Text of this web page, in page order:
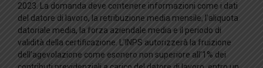
2023. La domanda deve contenere informazioni come i dati
del datore di lavoro, la retribuzione media mensile, l’aliquota
datoriale media, la forza aziendale media e il periodo di
validità della certificazione. L’INPS autorizzerà la fruizione
dell’agevolazione come esonero non superiore all’1% dei